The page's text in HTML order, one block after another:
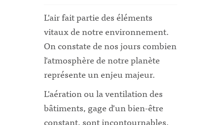
L'air fait partie des éléments
vitaux de notre environnement.
On constate de nos jours combien
l'atmosphère de notre planète
représente un enjeu majeur.
L'aération ou la ventilation des
bâtiments, gage d'un bien-être
constant, sont incontournables.